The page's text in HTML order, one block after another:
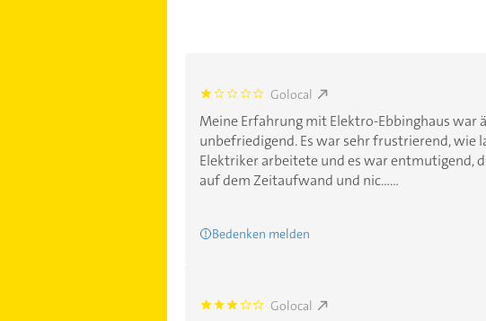
1.0 Golocal
Meine Erfahrung mit Elektro-Ebbinghaus war
unbefriedigend. Es war sehr frustrierend, wie
Elektriker arbeitete und es war entmutigend,
auf dem Zeitaufwand und nic......
Bedenken melden
3.0 Golocal